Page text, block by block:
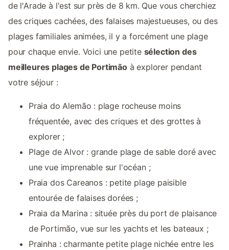
de l'Arade à l'est sur près de 8 km. Que vous cherchiez
des criques cachées, des falaises majestueuses, ou des
plages familiales animées, il y a forcément une plage
pour chaque envie. Voici une petite sélection des
meilleures plages de Portimãoà explorer pendant
votre séjour :
Praia do Alemão : plage rocheuse moins
fréquentée, avec des criques et des grottes à
explorer ;
Plage de Alvor : grande plage de sable doré avec
une vue imprenable sur l'océan ;
Praia dos Careanos : petite plage paisible
entourée de falaises dorées ;
Praia da Marina : située près du port de plaisance
de Portimão, vue sur les yachts et les bateaux ;
Prainha : charmante petite plage nichée entre les